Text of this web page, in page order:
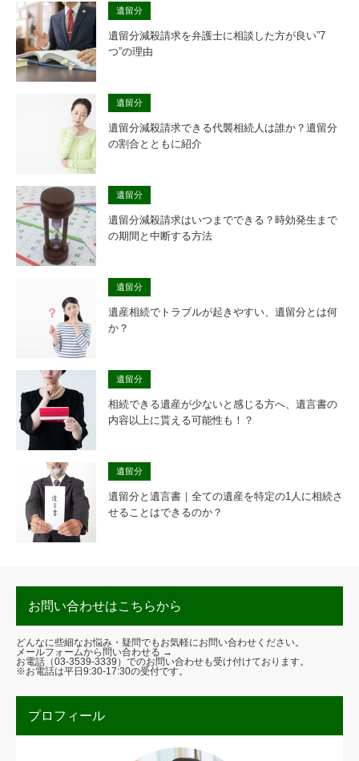
遺留分
遺留分減殺請求を弁護士に相談した方が良い”7
つ”の理由
遺留分
遺留分減殺請求できる代襲相続人は誰か？遺留分
の割合とともに紹介
遺留分
遺留分減殺請求はいつまでできる？時効発生まで
の期間と中断する方法
遺留分
遺産相続でトラブルが起きやすい、遺留分とは何
か？
遺留分
相続できる遺産が少ないと感じる方へ、遺言書の
内容以上に貰える可能性も！？
遺留分
遺留分と遺言書｜全ての遺産を特定の1人に相続さ
せることはできるのか？
お問い合わせはこちらから
どんなに些細なお悩み・疑問でもお気軽にお問い合わせください。
メールフォームから問い合わせる →
お電話（03-3539-3339 ）でのお問い合わせも受け付けております。
※お電話は平日9:30-17:30の受付です。
プロフィール